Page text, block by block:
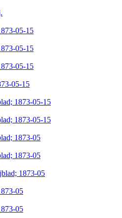
05-15
05-15
05-15
05-15
1873-05-15
1873-05-15
1873-05
1873-05
1873-05
05
05